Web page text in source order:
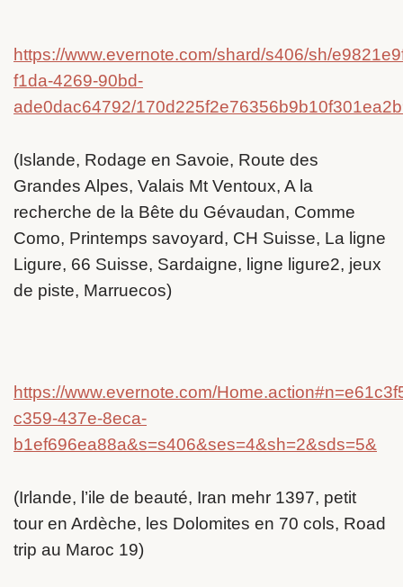
https://www.evernote.com/shard/s406/sh/
f1da-4269-90bd-
ade0dac64792/
(Islande, Rodage en Savoie, Route des
Grandes Alpes, Valais Mt Ventoux, A la
recherche de la Bête du Gévaudan, Comme
Como, Printemps savoyard, CH Suisse, La ligne
Ligure, 66 Suisse, Sardaigne, ligne ligure2, jeux
de piste, Marruecos)
https://www.evernote.com/
c359-437e-8eca-
b1ef696ea88a&s=s406&ses=4&sh=2&sds=5&
(Irlande, l’ile de beauté, Iran mehr 1397, petit
tour en Ardèche, les Dolomites en 70 cols, Road
trip au Maroc 19)